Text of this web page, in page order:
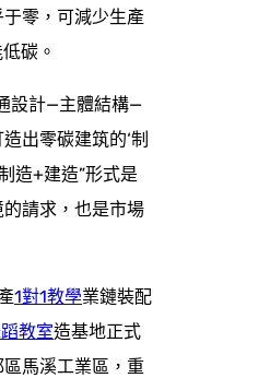
零，可減少生產
碳。
設計—主體結構—
出零碳建筑的‘制
造+建造”形式是
的請求，也是市場
1對1教學業鏈裝配
教室造基地正式
馬溪工業區，重